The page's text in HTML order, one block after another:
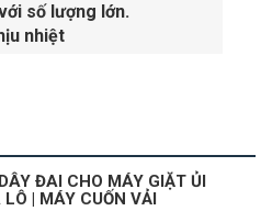
số lượng lớn.
nhiệt
ĐAI CHO MÁY GIẶT ỦI
| MÁY CUỐN VẢI